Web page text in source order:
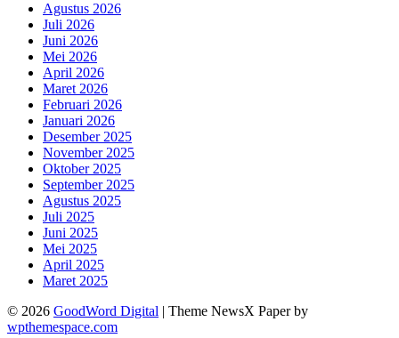
Agustus 2026
Juli 2026
Juni 2026
Mei 2026
April 2026
Maret 2026
Februari 2026
Januari 2026
Desember 2025
November 2025
Oktober 2025
September 2025
Agustus 2025
Juli 2025
Juni 2025
Mei 2025
April 2025
Maret 2025
© 2026 GoodWord Digital | Theme NewsX Paper by
wpthemespace.com